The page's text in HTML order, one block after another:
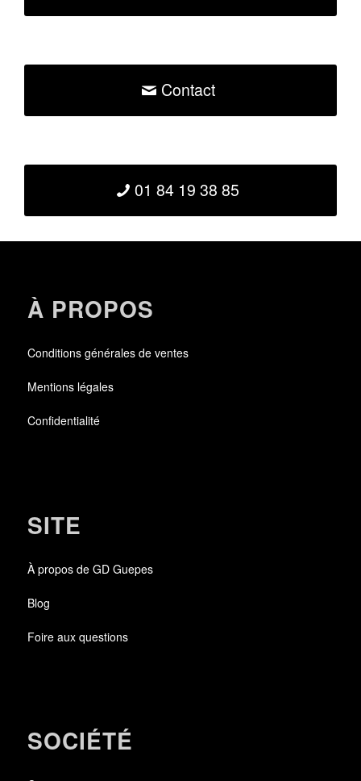
Contact
01 84 19 38 85
À PROPOS
Conditions générales de ventes
Mentions légales
Confidentialité
SITE
À propos de GD Guepes
Blog
Foire aux questions
SOCIÉTÉ